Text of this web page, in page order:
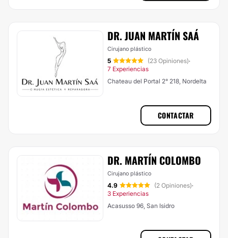
DR. JUAN MARTÍN SAÁ
Cirujano plástico
5 (23 Opiniones)·
7 Experiencias
Chateau del Portal 2° 218, Nordelta
CONTACTAR
DR. MARTÍN COLOMBO
Cirujano plástico
4.9 (2 Opiniones)·
3 Experiencias
Acasusso 96, San Isidro